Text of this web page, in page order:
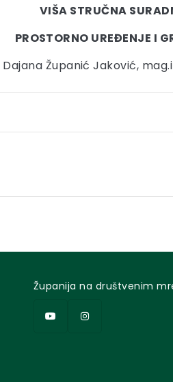
VIŠA STRUČNA
PROSTORNO UREĐENJE I
Dajana Županić Jaković,
Županija na društvenim